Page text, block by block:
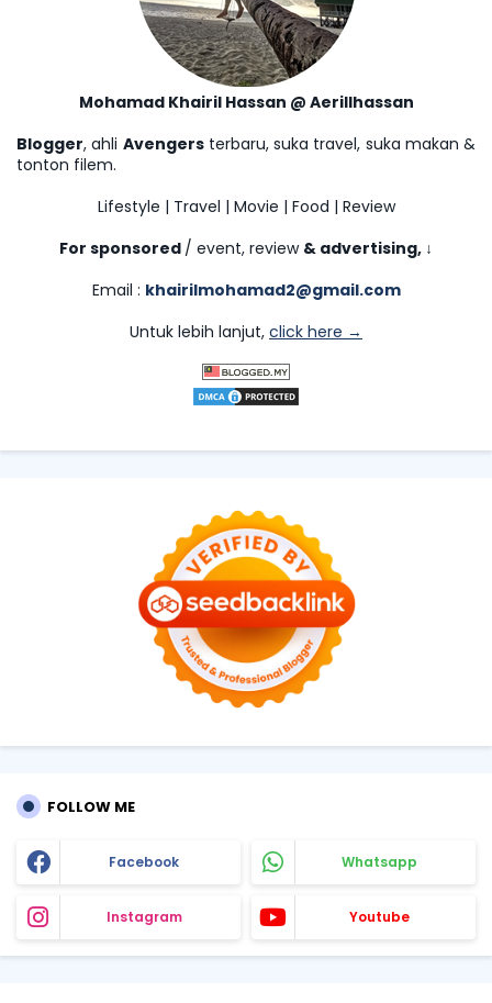
Mohamad Khairil Hassan @ Aerillhassan
Blogger, ahli Avengersterbaru, suka travel, suka makan &
tonton filem.
Lifestyle | Travel | Movie | Food | Review
For sponsored / event, review & advertising, ↓
Email : khairilmohamad2@gmail.com
Untuk lebih lanjut, click here →
FOLLOW ME
Facebook Whatsapp
Instagram Youtube